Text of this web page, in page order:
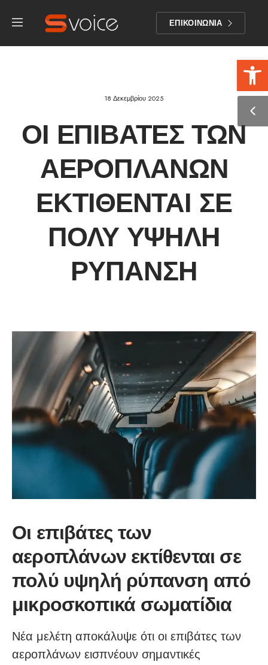
ΕΠΙΚΟΙΝΩΝΙΑ
18 Δεκεμβρίου 2025
ΟΙ ΕΠΙΒΆΤΕΣ ΤΩΝ
ΑΕΡΟΠΛΆΝΩΝ
ΕΚΤΊΘΕΝΤΑΙ ΣΕ
ΠΟΛΎ ΥΨΗΛΉ
ΡΎΠΑΝΣΗ
Οι επιβάτες των
αεροπλάνων εκτίθενται σε
πολύ υψηλή ρύπανση από
μικροσκοπικά σωματίδια
Νέα μελέτη αποκάλυψε ότι οι επιβάτες των
αεροπλάνων εισπνέουν σημαντικές